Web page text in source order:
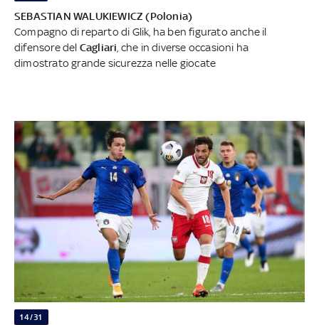
SEBASTIAN WALUKIEWICZ (Polonia)
Compagno di reparto di Glik, ha ben figurato anche il
difensore del Cagliari , che in diverse occasioni ha
dimostrato grande sicurezza nelle giocate
14/31